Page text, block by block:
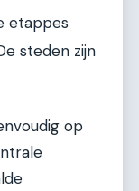
etappes
steden zijn
op